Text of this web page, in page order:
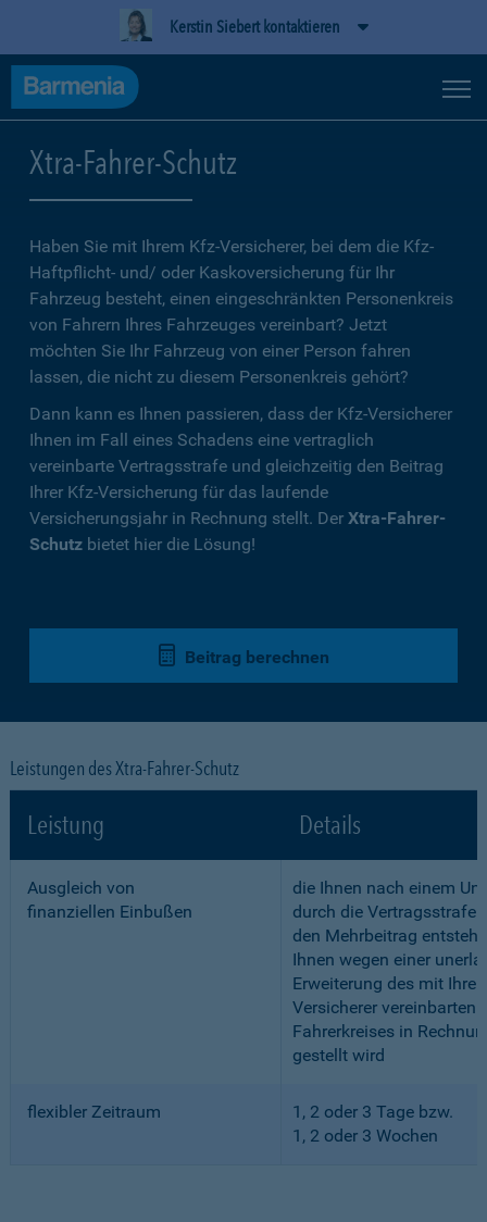
Kerstin Siebert kontaktieren
Xtra-Fahrer-Schutz
Haben Sie mit Ihrem Kfz-Versicherer, bei dem die Kfz-
Haftpflicht- und/ oder Kaskoversicherung für Ihr
Fahrzeug besteht, einen eingeschränkten Personenkreis
von Fahrern Ihres Fahrzeuges vereinbart? Jetzt
möchten Sie Ihr Fahrzeug von einer Person fahren
lassen, die nicht zu diesem Personenkreis gehört?
Dann kann es Ihnen passieren, dass der Kfz-Versicherer
Ihnen im Fall eines Schadens eine vertraglich
vereinbarte Vertragsstrafe und gleichzeitig den Beitrag
Ihrer Kfz-Versicherung für das laufende
Versicherungsjahr in Rechnung stellt. Der Xtra-Fahrer-
Schutz bietet hier die Lösung!
Beitrag berechnen
Leistungen des Xtra-Fahrer-Schutz
Leistung Details
Ausgleich von
finanziellen Einbußen
die Ihnen nach einem
durch die Vertragsstrafe
den Mehrbeitrag
Ihnen wegen einer
Erweiterung des mit
Versicherer vereinbarten
Fahrerkreises in
gestellt wird
flexibler Zeitraum
1, 2 oder 3 Tage bzw.
1, 2 oder 3 Wochen